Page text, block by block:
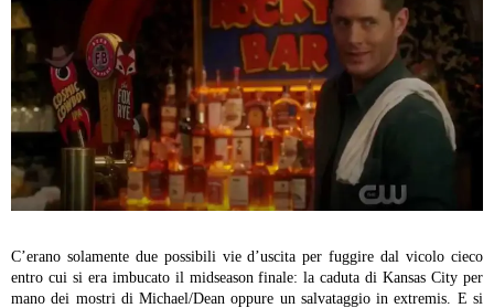
C’erano solamente due possibili vie d’uscita per fuggire dal vicolo cieco
entro cui si era imbucato il midseason finale: la caduta di Kansas City per
mano dei mostri di Michael/Dean oppure un salvataggio in extremis. E si